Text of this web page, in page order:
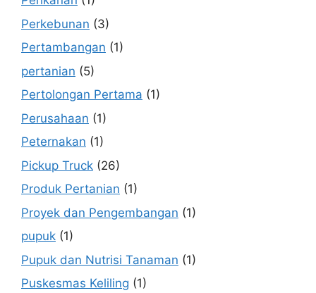
Perkebunan (3)
Pertambangan (1)
pertanian (5)
Pertolongan Pertama (1)
Perusahaan (1)
Peternakan (1)
Pickup Truck (26)
Produk Pertanian (1)
Proyek dan Pengembangan (1)
pupuk (1)
Pupuk dan Nutrisi Tanaman (1)
Puskesmas Keliling (1)